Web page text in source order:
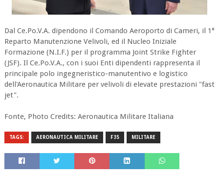
Dal Ce.Po.V.A. dipendono il Comando Aeroporto di Cameri, il 1°
Reparto Manutenzione Velivoli, ed il Nucleo Iniziale
Formazione (N.I.F.) per il programma Joint Strike Fighter
(JSF). Il Ce.Po.V.A., con i suoi Enti dipendenti rappresenta il
principale polo ingegneristico-manutentivo e logistico
dell'Aeronautica Militare per velivoli di elevate prestazioni "fast
jet".
Fonte, Photo Credits: Aeronautica Militare Italiana
TAGS: AERONAUTICA MILITARE F35 MILITARE